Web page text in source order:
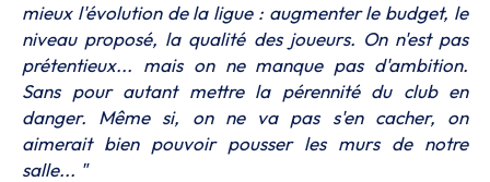
mieux l'évolution de la ligue : augmenter le budget, le
niveau proposé, la qualité des joueurs. On n'est pas
prétentieux... mais on ne manque pas d'ambition.
Sans pour autant mettre la pérennité du club en
danger. Même si, on ne va pas s'en cacher, on
aimerait bien pouvoir pousser les murs de notre
salle... "